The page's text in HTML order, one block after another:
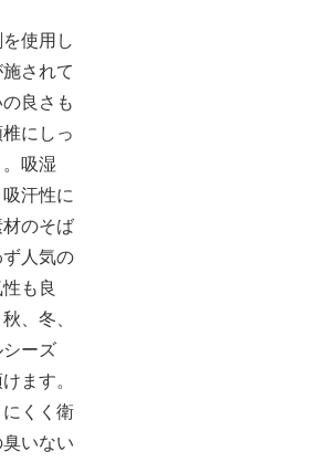
使用し
されて
良さも
にしっ
吸湿
汗性に
のそば
人気の
も良
、冬、
ーズ
ます。
くく衛
いない